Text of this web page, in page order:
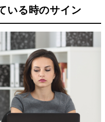
いる時のサイン